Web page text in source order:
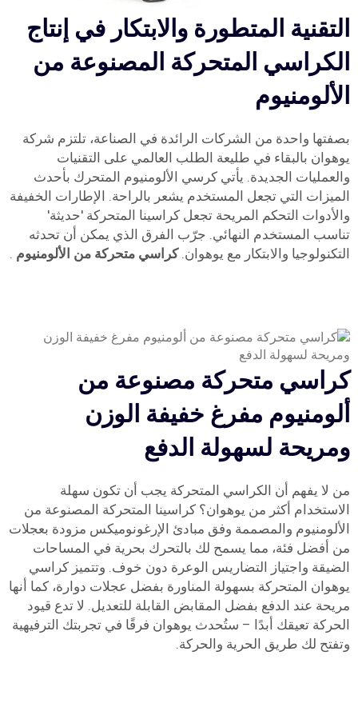
التقنية المتطورة والابتكار في إنتاج
الكراسي المتحركة المصنوعة من
الألومنيوم
بصفتها واحدة من الشركات الرائدة في الصناعة، تلتزم شركة
يوهوان بالبقاء في طليعة الطلب العالمي على التقنيات
والعمليات الجديدة. يأتي كرسي الألومنيوم المتحرك بأحدث
الميزات التي تجعل المستخدم يشعر بالراحة. الإطارات الخفيفة
والأدوات التحكم المريحة تجعل كراسينا المتحركة 'حديثة'
تناسب المستخدم النهائي. جرّب الفرق الذي يمكن أن تحدثه
التكنولوجيا والابتكار مع يوهوان.كراسي متحركة من الألومنيوم .
كراسي متحركة مصنوعة من
ألومنيوم مفرغ خفيفة الوزن
ومريحة لسهولة الدفع
من لا يفهم أن الكراسي المتحركة يجب أن تكون سهلة
الاستخدام أكثر من يوهوان؟ كراسينا المتحركة المصنوعة من
الألومنيوم والمصممة وفق مبادئ الإرغونوميكس مزودة بعجلات
من أفضل فئة، مما يسمح لك بالتحرك بحرية في المساحات
الضيقة واجتياز التضاريس الوعرة دون خوف. وتتميز كراسي
يوهوان المتحركة بسهولة المناورة بفضل عجلات دوارة، كما أنها
مريحة عند الدفع بفضل المقابض القابلة للتعديل. لا تدع قيود
الحركة تعيقك أبدًا – ستُحدث يوهوان فرقًا في تجربتك الترفيهية
وتفتح لك طريق الحرية والحركة.